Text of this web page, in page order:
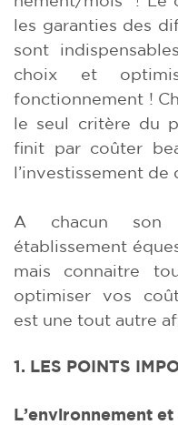
les garanties des
sont
choix et
fonctionnement !
le seul critère du
finit par coûter
l’investissement de
A chacun son
établissement
mais connaitre
optimiser vos
est une tout autre
1. LES POINTS
L’environnement